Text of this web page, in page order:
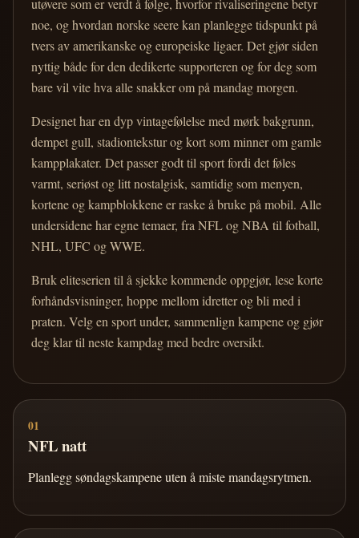
utøvere som er verdt å følge, hvorfor rivaliseringene betyr
noe, og hvordan norske seere kan planlegge tidspunkt på
tvers av amerikanske og europeiske ligaer. Det gjør siden
nyttig både for den dedikerte supporteren og for deg som
bare vil vite hva alle snakker om på mandag morgen.
Designet har en dyp vintagefølelse med mørk bakgrunn,
dempet gull, stadiontekstur og kort som minner om gamle
kampplakater. Det passer godt til sport fordi det føles
varmt, seriøst og litt nostalgisk, samtidig som menyen,
kortene og kampblokkene er raske å bruke på mobil. Alle
undersidene har egne temaer, fra NFL og NBA til fotball,
NHL, UFC og WWE.
Bruk eliteserien til å sjekke kommende oppgjør, lese korte
forhåndsvisninger, hoppe mellom idretter og bli med i
praten. Velg en sport under, sammenlign kampene og gjør
deg klar til neste kampdag med bedre oversikt.
01
NFL natt
Planlegg søndagskampene uten å miste mandagsrytmen.